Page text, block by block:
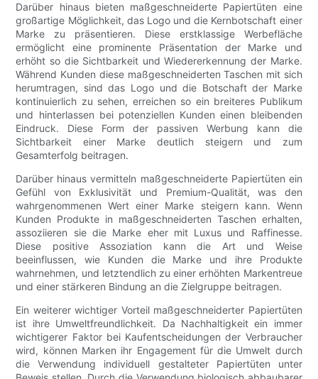
Darüber hinaus bieten maßgeschneiderte Papiertüten eine
großartige Möglichkeit, das Logo und die Kernbotschaft einer
Marke zu präsentieren. Diese erstklassige Werbefläche
ermöglicht eine prominente Präsentation der Marke und
erhöht so die Sichtbarkeit und Wiedererkennung der Marke.
Während Kunden diese maßgeschneiderten Taschen mit sich
herumtragen, sind das Logo und die Botschaft der Marke
kontinuierlich zu sehen, erreichen so ein breiteres Publikum
und hinterlassen bei potenziellen Kunden einen bleibenden
Eindruck. Diese Form der passiven Werbung kann die
Sichtbarkeit einer Marke deutlich steigern und zum
Gesamterfolg beitragen.
Darüber hinaus vermitteln maßgeschneiderte Papiertüten ein
Gefühl von Exklusivität und Premium-Qualität, was den
wahrgenommenen Wert einer Marke steigern kann. Wenn
Kunden Produkte in maßgeschneiderten Taschen erhalten,
assoziieren sie die Marke eher mit Luxus und Raffinesse.
Diese positive Assoziation kann die Art und Weise
beeinflussen, wie Kunden die Marke und ihre Produkte
wahrnehmen, und letztendlich zu einer erhöhten Markentreue
und einer stärkeren Bindung an die Zielgruppe beitragen.
Ein weiterer wichtiger Vorteil maßgeschneiderter Papiertüten
ist ihre Umweltfreundlichkeit. Da Nachhaltigkeit ein immer
wichtigerer Faktor bei Kaufentscheidungen der Verbraucher
wird, können Marken ihr Engagement für die Umwelt durch
die Verwendung individuell gestalteter Papiertüten unter